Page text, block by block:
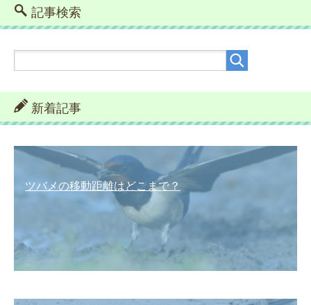
記事検索
新着記事
ツバメの移動距離はどこまで？